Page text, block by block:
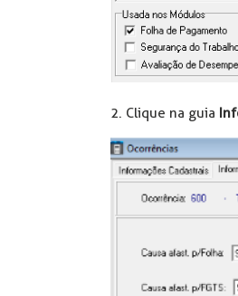
2. Clique na guia